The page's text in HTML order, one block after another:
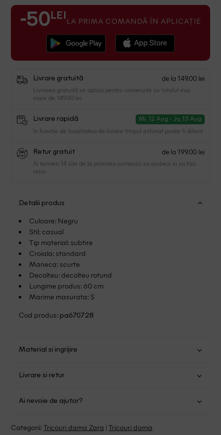
-50 LEI LA PRIMA COMANDĂ ÎN APLICAȚIE
Livrare gratuită de la 149.00 lei
Livrarea gratuită se aplica pentru comenzile cu totalul mai
mare de 149.00 lei
Livrare rapidă Mi, 12 Aug - Jo, 13 Aug
In functie de localitatea de livrare timpul estimat poate fi diferit.
Retur gratuit de la 199.00 lei
Ai termen 14 zile de la primirea comenzii sa probezi si sa faci
retur.
Detalii produs
Culoare: Negru
Stil: casual
Tip material: subtire
Croiala: standard
Maneca: scurte
Decolteu: decolteu rotund
Lungime produs: 60 cm
Marime masurata: S
Cod produs: pa670728
Material si ingrijire
Nu folositi inalbitor
Nu uscati in uscator
Fara curatare chimica
Livrare si retur
mare de 149.00 lei.
Ai nevoie de ajutor?
Categorii:Tricouri dama Zara |Tricouri dama